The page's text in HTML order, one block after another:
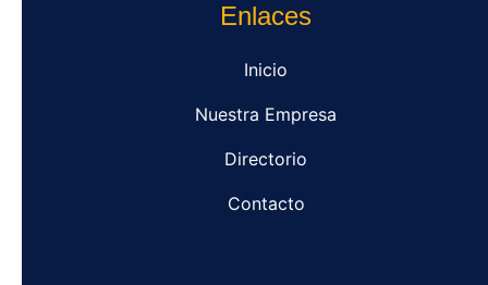
Enlaces
Inicio
Nuestra Empresa
Directorio
Contacto